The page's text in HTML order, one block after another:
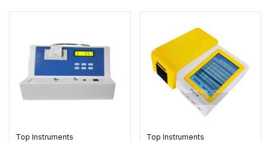
Top Instruments Top Instruments